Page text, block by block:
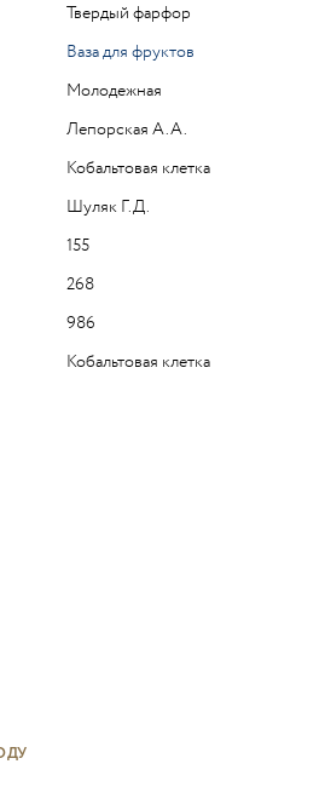
Твердый фарфор
Ваза для фруктов
Молодежная
Лепорская А.А.
Кобальтовая клетка
Шуляк Г.Д.
155
268
986
Кобальтовая клетка